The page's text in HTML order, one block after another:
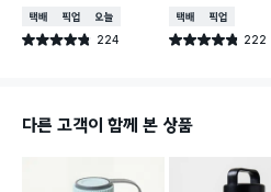
택배배송매장픽업오늘배송
별점 4.8점 224
건 작성
택배배송매장픽업
별점 4.8점 222
건 작성
다른 고객이 함께 본 상품